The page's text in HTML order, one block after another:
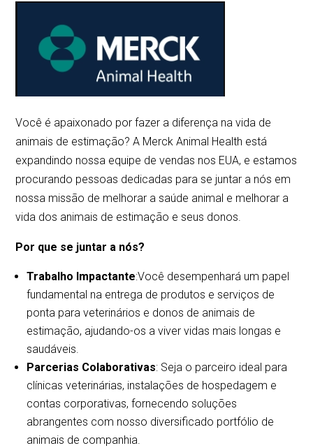
Você é apaixonado por fazer a diferença na vida de
animais de estimação? A Merck Animal Health está
expandindo nossa equipe de vendas nos EUA, e estamos
procurando pessoas dedicadas para se juntar a nós em
nossa missão de melhorar a saúde animal e melhorar a
vida dos animais de estimação e seus donos.
Por que se juntar a nós?
Trabalho Impactante:Você desempenhará um papel
fundamental na entrega de produtos e serviços de
ponta para veterinários e donos de animais de
estimação, ajudando-os a viver vidas mais longas e
saudáveis.
Parcerias Colaborativas: Seja o parceiro ideal para
clínicas veterinárias, instalações de hospedagem e
contas corporativas, fornecendo soluções
abrangentes com nosso diversificado portfólio de
animais de companhia.